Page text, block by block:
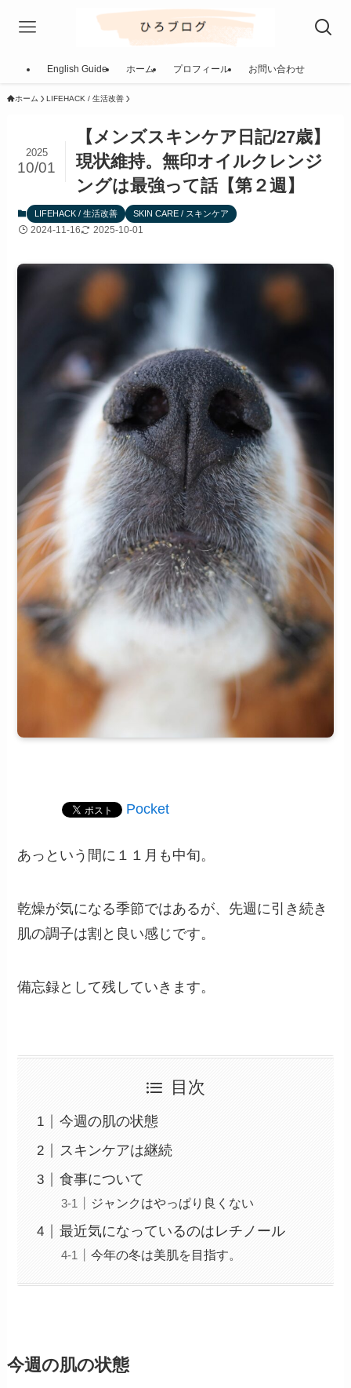
English Guide ホーム プロフィール お問い合わせ
ホーム LIFEHACK / 生活改善
【メンズスキンケア日記/27歳】
現状維持。無印オイルクレンジ
ングは最強って話【第２週】
2025
10/01
LIFEHACK / 生活改善 SKIN CARE / スキンケア
2024-11-16 2025-10-01
Pocket
あっという間に１１月も中旬。
乾燥が気になる季節ではあるが、先週に引き続き
肌の調子は割と良い感じです。
備忘録として残していきます。
目次
今週の肌の状態
スキンケアは継続
食事について
ジャンクはやっぱり良くない
最近気になっているのはレチノール
今年の冬は美肌を目指す。
今週の肌の状態